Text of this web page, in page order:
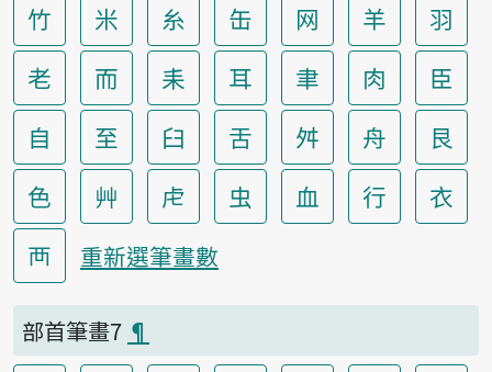
竹 米 糸 缶 网 羊
羽
老
而 耒 耳 聿 肉
臣
自
至 臼 舌 舛 舟
艮
色
艸 虍 虫 血 行
衣
襾
重新選筆畫數
部首筆畫7 ¶